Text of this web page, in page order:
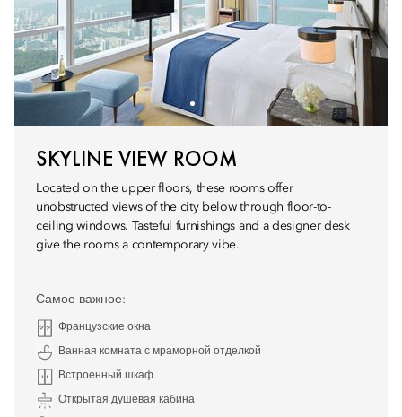
SKYLINE VIEW ROOM
Located on the upper floors, these rooms offer
unobstructed views of the city below through floor-to-
ceiling windows. Tasteful furnishings and a designer desk
give the rooms a contemporary vibe.
Самое важное:
Французские окна
Ванная комната с мраморной отделкой
Встроенный шкаф
Открытая душевая кабина